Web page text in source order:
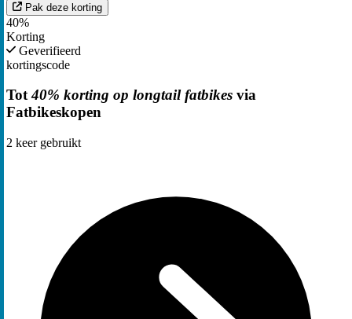
Pak deze korting
40%
Korting
Geverifieerd
kortingscode
Tot40% korting op longtail fatbikes via
Fatbikeskopen
2 keer gebruikt